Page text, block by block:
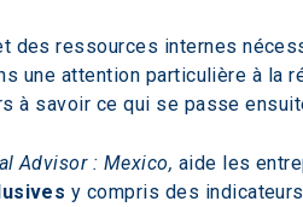
des ressources internes
une attention particulière à la
à savoir ce qui se passe
Advisor : Mexico, aide les
y compris des